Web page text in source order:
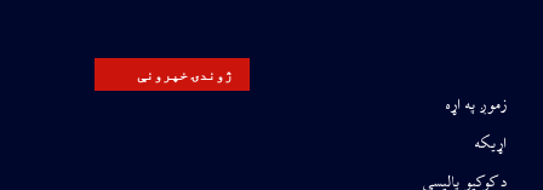
ژوندۍ خپرونې
زموږ په اړه
اړیکه
د کوکیو پالیسي